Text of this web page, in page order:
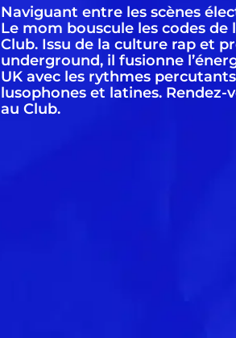
Naviguant entre les scènes
Le mom bouscule les codes de
Club. Issu de la culture rap et
underground, il fusionne
UK avec les rythmes
lusophones et latines. Rendez-
au Club.